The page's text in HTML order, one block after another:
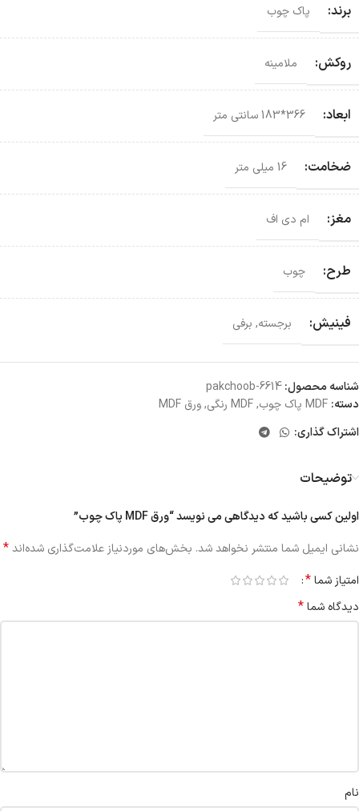
برند: پاک چوب
روکش: ملامینه
ابعاد: 366*183 سانتی‌ متر
ضخامت: 16 میلی متر
مغز: ام دی اف
طرح: چوب
فینیش: برجسته, برفی
شناسه محصول:pakchoob-6614
دسته: MDF پاک چوب ,MDF رنگی ,ورق MDF
اشتراک گذاری:
توضیحات
اولین کسی باشید که دیدگاهی می نویسد “ورق MDF پاک چوب”
نشانی ایمیل شما منتشر نخواهد شد. بخش‌های موردنیاز علامت‌گذاری شده‌اند*
امتیاز شما*
دیدگاه شما*
نام